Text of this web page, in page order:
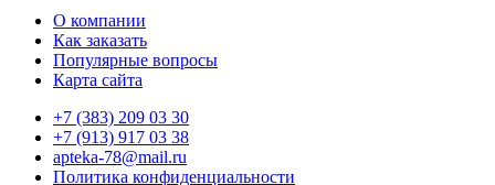
О компании
Как заказать
Популярные вопросы
Карта сайта
+7 (383) 209 03 30
+7 (913) 917 03 38
apteka-78@mail.ru
Политика конфиденциальности